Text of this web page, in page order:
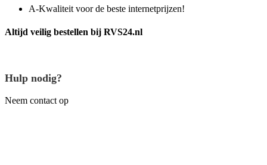
A-Kwaliteit voor de beste internetprijzen!
Altijd veilig bestellen bij RVS24.nl
Hulp nodig?
Neem contact op